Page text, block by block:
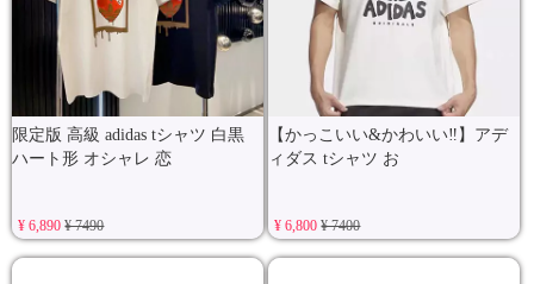
限定版 高級 adidas tシャツ 白黒
ハート形 オシャレ 恋
¥ 6,890¥ 7490
【かっこいい&かわいい‼️】アデ
ィダス tシャツ お
¥ 6,800¥ 7400